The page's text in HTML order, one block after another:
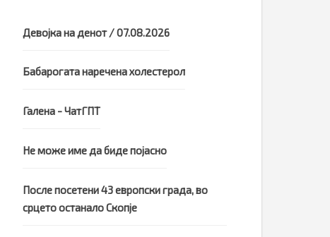
Девојка на денот / 07.08.2026
Бабарогата наречена холестерол
Галена - ЧатГПТ
Не може име да биде појасно
После посетени 43 европски града, во
срцето останало Скопје